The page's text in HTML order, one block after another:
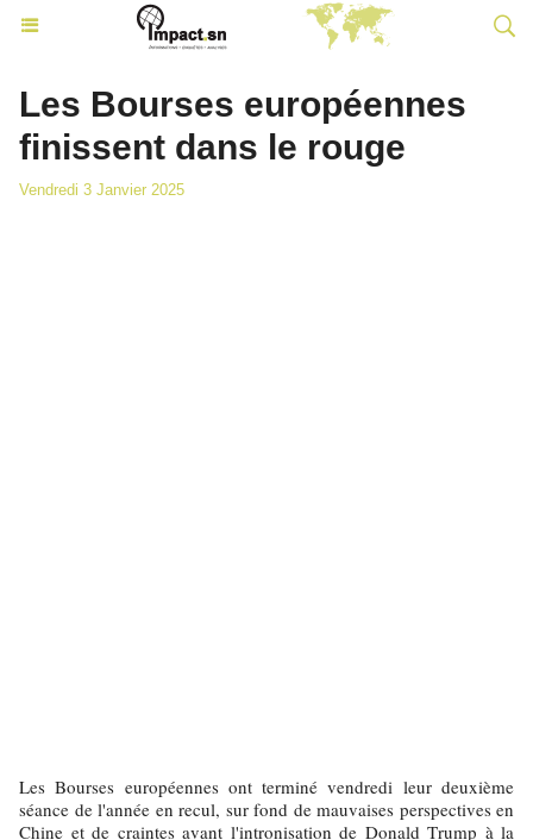
Les Bourses européennes
finissent dans le rouge
Vendredi 3 Janvier 2025
Les Bourses européennes ont terminé vendredi leur deuxième
séance de l'année en recul, sur fond de mauvaises perspectives en
Chine et de craintes avant l'intronisation de Donald Trump à la